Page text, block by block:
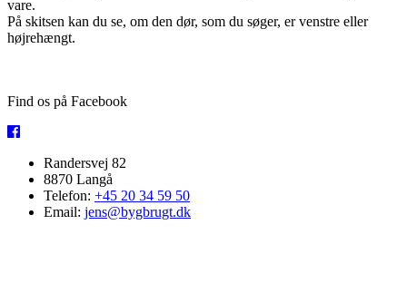
vare.
På skitsen kan du se, om den dør, som du søger, er venstre eller
højrehængt.
Find os på Facebook
Randersvej 82
8870 Langå
Telefon: +45 20 34 59 50
Email: jens@bygbrugt.dk